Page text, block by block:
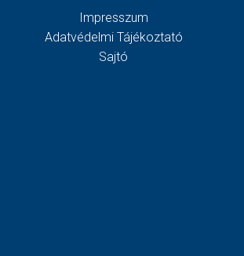
Impresszum
Adatvédelmi Tájékoztató
Sajtó